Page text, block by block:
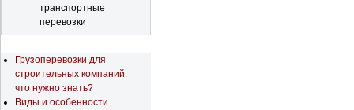
транспортные
перевозки
Грузоперевозки для
строительных компаний:
что нужно знать?
Виды и особенности